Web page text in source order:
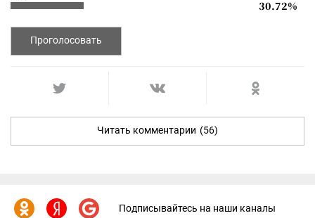
30.72%
Проголосовать
Читать комментарии (56)
Подписывайтесь на наши каналы